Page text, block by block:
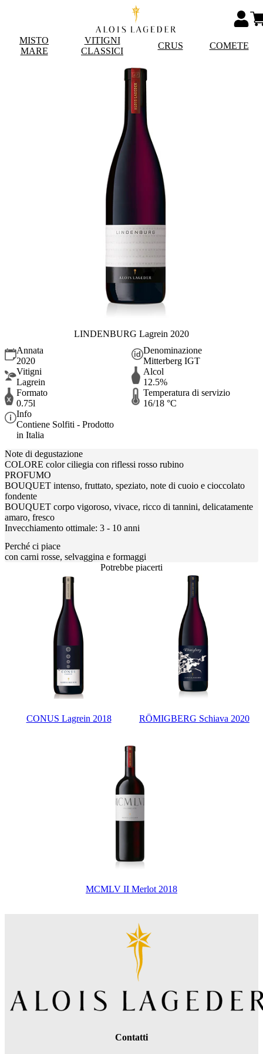
MISTO
MARE
VITIGNI
CLASSICI
CRUS COMETE
LINDENBURG Lagrein 2020
Annata
2020
Denominazione
Mitterberg IGT
Vitigni
Lagrein
Alcol
12.5%
Formato
0.75l
Temperatura di servizio
16/18 °C
Info
Contiene Solfiti - Prodotto
in Italia
Note di degustazione
COLORE color ciliegia con riflessi rosso rubino
PROFUMO
BOUQUET intenso, fruttato, speziato, note di cuoio e cioccolato
fondente
BOUQUET corpo vigoroso, vivace, ricco di tannini, delicatamente
amaro, fresco
Invecchiamento ottimale: 3 - 10 anni
Perché ci piace
con carni rosse, selvaggina e formaggi
Potrebbe piacerti
CONUS Lagrein 2018 RÖMIGBERG Schiava 2020
MCMLV II Merlot 2018
Contatti